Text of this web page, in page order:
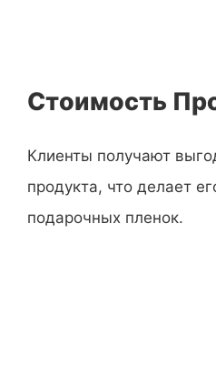
Стоимость
Клиенты получают
продукта, что делает
подарочных пленок.